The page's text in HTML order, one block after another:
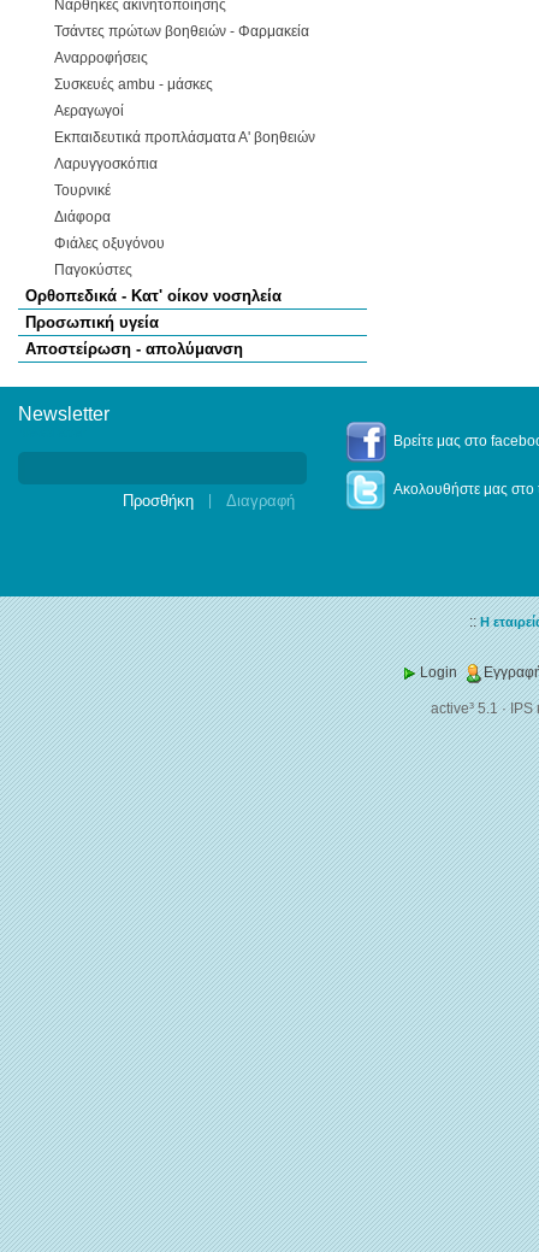
Νάρθηκες ακινητοποίησης
Τσάντες πρώτων βοηθειών - Φαρμακεία
Αναρροφήσεις
Συσκευές ambu - μάσκες
Αεραγωγοί
Εκπαιδευτικά προπλάσματα Α' βοηθειών
Λαρυγγοσκόπια
Τουρνικέ
Διάφορα
Φιάλες οξυγόνου
Παγοκύστες
Ορθοπεδικά - Κατ' οίκον νοσηλεία
Προσωπική υγεία
Αποστείρωση - απολύμανση
Newsletter
Βρείτε μας στο
Ακολουθήστε μας στο
::Η
Login
active³ 5.1·IPS